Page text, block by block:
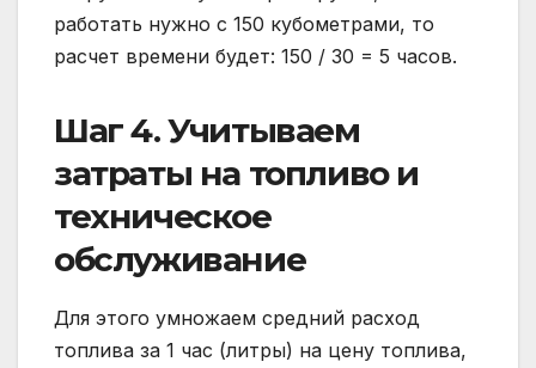
работать нужно с 150 кубометрами, то
расчет времени будет: 150 / 30 = 5 часов.
Шаг 4. Учитываем
затраты на топливо и
техническое
обслуживание
Для этого умножаем средний расход
топлива за 1 час (литры) на цену топлива,